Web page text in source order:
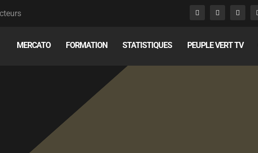
MERCATO FORMATION STATISTIQUES PEUPLE VERT TV